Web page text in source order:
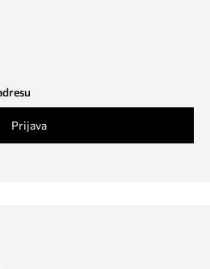
Prijava